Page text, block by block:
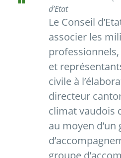
d’Etat
Le Conseil
associer les
et
civile à
directeur
climat vaudois
au moyen d’un
groupe